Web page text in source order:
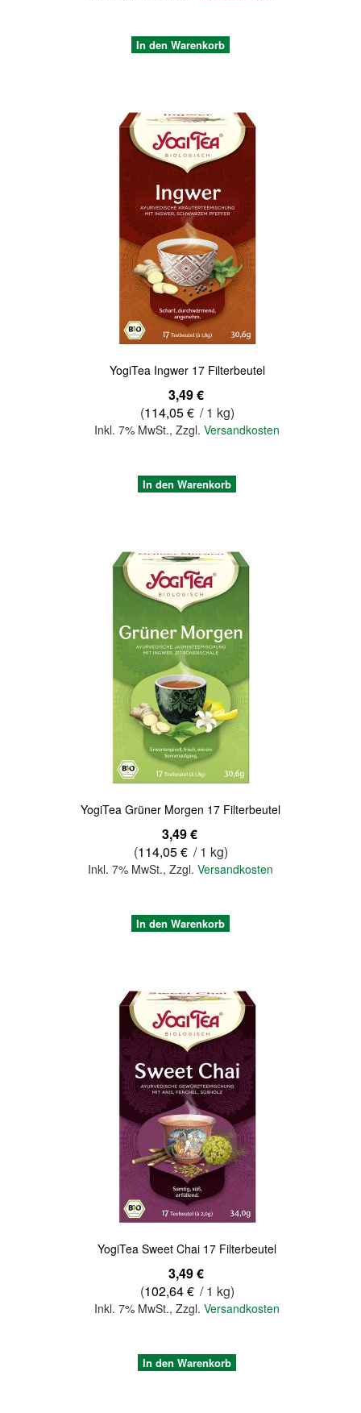
In den Warenkorb
YogiTea Ingwer 17 Filterbeutel
3,49 €
(114,05 € / 1 kg)
Inkl. 7% MwSt.,Zzgl.Versandkosten
In den Warenkorb
YogiTea Grüner Morgen 17 Filterbeutel
3,49 €
(114,05 € / 1 kg)
Inkl. 7% MwSt., Zzgl. Versandkosten
In den Warenkorb
YogiTea Sweet Chai 17 Filterbeutel
3,49 €
(102,64 € / 1 kg)
Inkl. 7% MwSt.,Zzgl.Versandkosten
In den Warenkorb